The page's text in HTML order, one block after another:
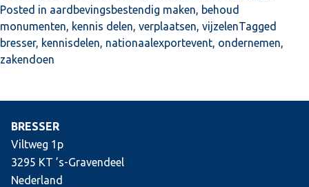
Posted in aardbevingsbestendig maken, behoud
monumenten, kennis delen, verplaatsen, vijzelenTagged
bresser, kennisdelen, nationaalexportevent, ondernemen,
zakendoen
BRESSER
Viltweg 1p
3295 KT ’s-Gravendeel
Nederland